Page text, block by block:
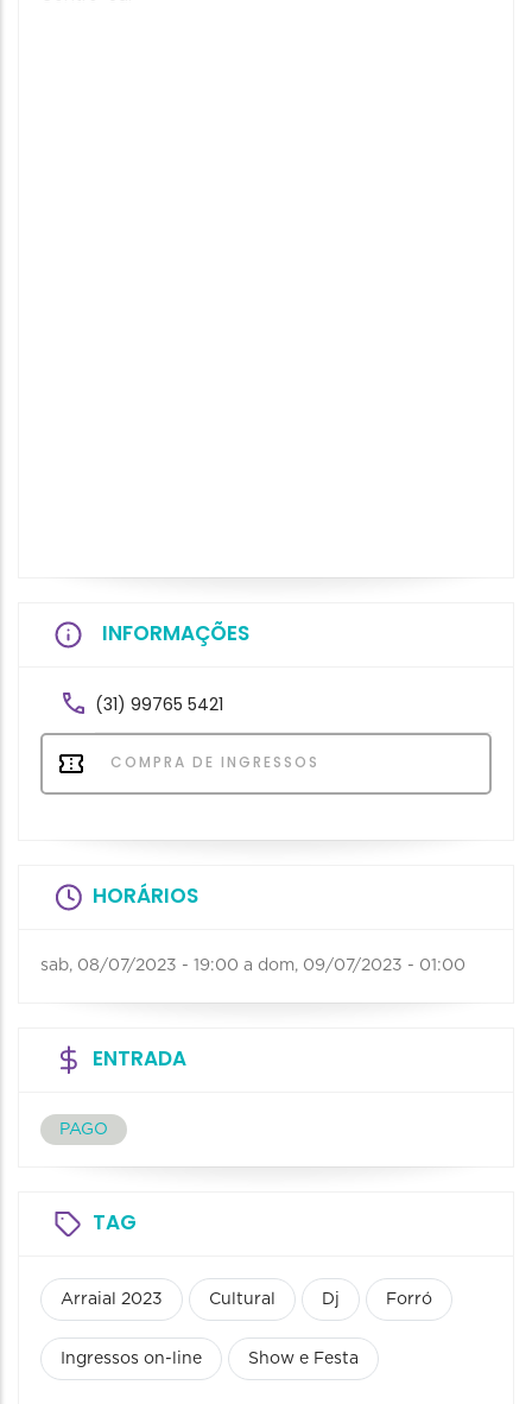
INFORMAÇÕES
(31) 99765 5421
COMPRA DE INGRESSOS
HORÁRIOS
sab, 08/07/2023 - 19:00 a dom, 09/07/2023 - 01:00
ENTRADA
PAGO
TAG
Arraial 2023 Cultural Dj Forró
Ingressos on-line Show e Festa